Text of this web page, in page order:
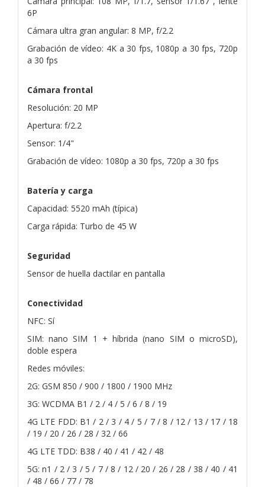
6P
Cámara ultra gran angular: 8 MP, f/2.2
Grabación de vídeo: 4K a 30 fps, 1080p a 30 fps, 720p
a 30 fps
Cámara frontal
Resolución: 20 MP
Apertura: f/2.2
Sensor: 1/4"
Grabación de vídeo: 1080p a 30 fps, 720p a 30 fps
Batería y carga
Capacidad: 5520 mAh (típica)
Carga rápida: Turbo de 45 W
Seguridad
Sensor de huella dactilar en pantalla
Conectividad
NFC: Sí
SIM: nano SIM 1 + híbrida (nano SIM o microSD),
doble espera
Redes móviles:
2G: GSM 850 / 900 / 1800 / 1900 MHz
3G: WCDMA B1 / 2 / 4 / 5 / 6 / 8 / 19
4G LTE FDD: B1 / 2 / 3 / 4 / 5 / 7 / 8 / 12 / 13 / 17 / 18
/ 19 / 20 / 26 / 28 / 32 / 66
4G LTE TDD: B38 / 40 / 41 / 42 / 48
5G: n1 / 2 / 3 / 5 / 7 / 8 / 12 / 20 / 26 / 28 / 38 / 40 / 41
/ 48 / 66 / 77 / 78